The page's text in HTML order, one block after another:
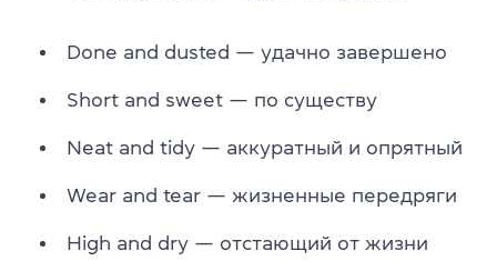
Done and dusted — удачно завершено
Short and sweet — по существу
Neat and tidy — аккуратный и опрятный
Wear and tear — жизненные передряги
High and dry — отстающий от жизни